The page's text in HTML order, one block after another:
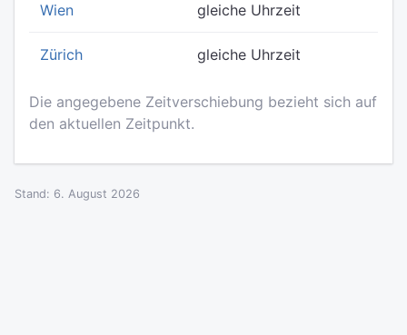
Wien gleiche Uhrzeit
Zürich gleiche Uhrzeit
Die angegebene Zeitverschiebung bezieht sich auf
den aktuellen Zeitpunkt.
Stand: 6. August 2026